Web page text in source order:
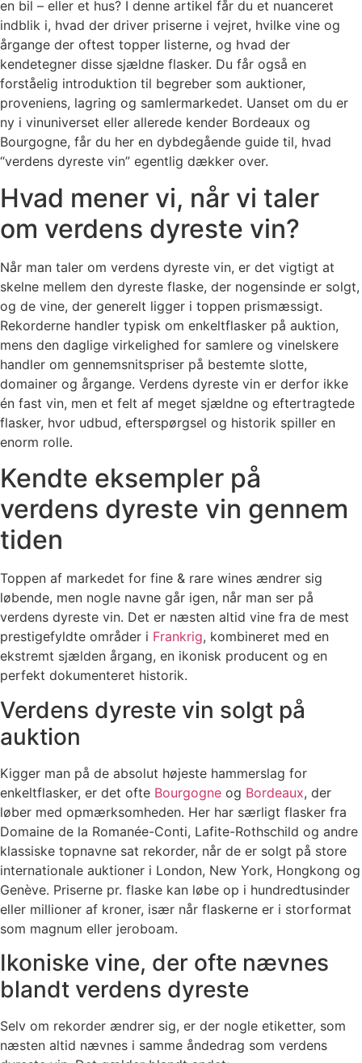
en bil – eller et hus? I denne artikel får du et nuanceret
indblik i, hvad der driver priserne i vejret, hvilke vine og
årgange der oftest topper listerne, og hvad der
kendetegner disse sjældne flasker. Du får også en
forståelig introduktion til begreber som auktioner,
proveniens, lagring og samlermarkedet. Uanset om du er
ny i vinuniverset eller allerede kender Bordeaux og
Bourgogne, får du her en dybdegående guide til, hvad
“verdens dyreste vin” egentlig dækker over.
Hvad mener vi, når vi taler
om verdens dyreste vin?
Når man taler om verdens dyreste vin, er det vigtigt at
skelne mellem den dyreste flaske, der nogensinde er solgt,
og de vine, der generelt ligger i toppen prismæssigt.
Rekorderne handler typisk om enkeltflasker på auktion,
mens den daglige virkelighed for samlere og vinelskere
handler om gennemsnitspriser på bestemte slotte,
domainer og årgange. Verdens dyreste vin er derfor ikke
én fast vin, men et felt af meget sjældne og eftertragtede
flasker, hvor udbud, efterspørgsel og historik spiller en
enorm rolle.
Kendte eksempler på
verdens dyreste vin gennem
tiden
Toppen af markedet for fine & rare wines ændrer sig
løbende, men nogle navne går igen, når man ser på
verdens dyreste vin. Det er næsten altid vine fra de mest
prestigefyldte områder i Frankrig, kombineret med en
ekstremt sjælden årgang, en ikonisk producent og en
perfekt dokumenteret historik.
Verdens dyreste vin solgt på
auktion
Kigger man på de absolut højeste hammerslag for
enkeltflasker, er det ofte Bourgogne og Bordeaux, der
løber med opmærksomheden. Her har særligt flasker fra
Domaine de la Romanée-Conti, Lafite-Rothschild og andre
klassiske topnavne sat rekorder, når de er solgt på store
internationale auktioner i London, New York, Hongkong og
Genève. Priserne pr. flaske kan løbe op i hundredtusinder
eller millioner af kroner, især når flaskerne er i storformat
som magnum eller jeroboam.
Ikoniske vine, der ofte nævnes
blandt verdens dyreste
Selv om rekorder ændrer sig, er der nogle etiketter, som
næsten altid nævnes i samme åndedrag som verdens